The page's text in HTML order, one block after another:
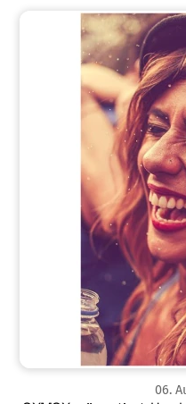
06.